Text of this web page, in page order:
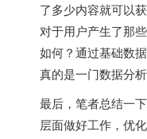
了多少内容就可以
对于用户产生了那
如何？通过基础数
真的是一门数据分析
最后，笔者总结一
层面做好工作，优